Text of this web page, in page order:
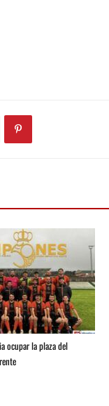
ocupar la plaza del